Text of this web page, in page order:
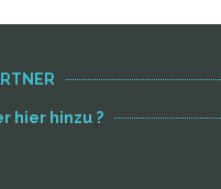
hier hinzu ?